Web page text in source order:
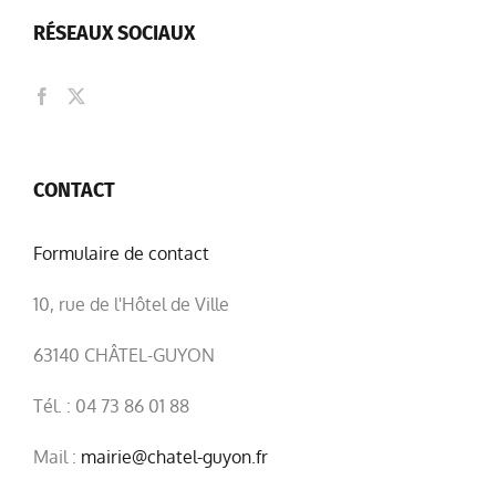
RÉSEAUX SOCIAUX
CONTACT
Formulaire de contact
10, rue de l'Hôtel de Ville
63140 CHÂTEL-GUYON
Tél. : 04 73 86 01 88
Mail : mairie@chatel-guyon.fr